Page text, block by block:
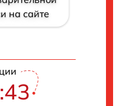
на сайте